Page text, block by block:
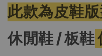
此款為皮鞋
休閒鞋 / 板鞋